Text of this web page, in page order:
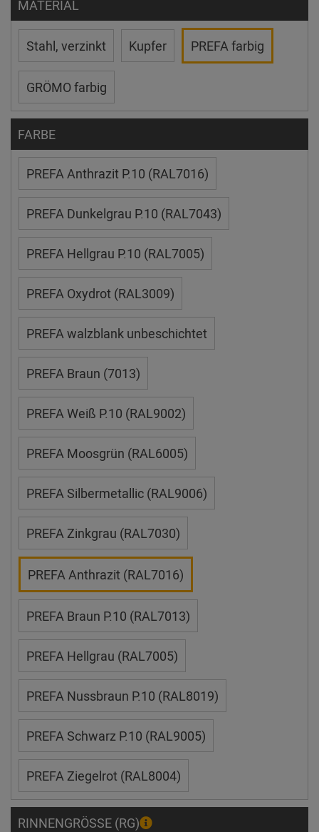
MATERIAL
Stahl, verzinkt Kupfer PREFA farbig
GRÖMO farbig
FARBE
PREFA Anthrazit P.10 (RAL7016)
PREFA Dunkelgrau P.10 (RAL7043)
PREFA Hellgrau P.10 (RAL7005)
PREFA Oxydrot (RAL3009)
PREFA walzblank unbeschichtet
PREFA Braun (7013)
PREFA Weiß P.10 (RAL9002)
PREFA Moosgrün (RAL6005)
PREFA Silbermetallic (RAL9006)
PREFA Zinkgrau (RAL7030)
PREFA Anthrazit (RAL7016)
PREFA Braun P.10 (RAL7013)
PREFA Hellgrau (RAL7005)
PREFA Nussbraun P.10 (RAL8019)
PREFA Schwarz P.10 (RAL9005)
PREFA Ziegelrot (RAL8004)
RINNENGRÖSSE (RG)